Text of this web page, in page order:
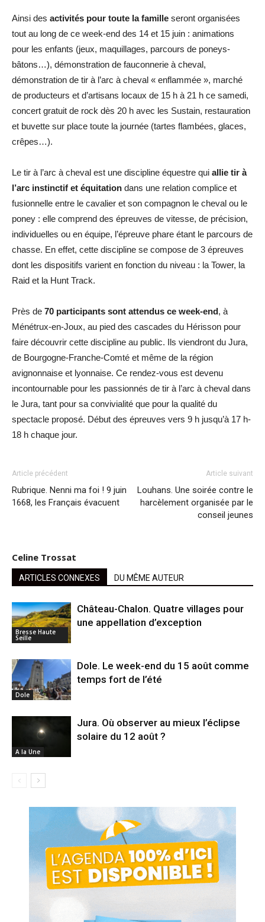
Ainsi des activités pour toute la famille seront organisées
tout au long de ce week-end des 14 et 15 juin : animations
pour les enfants (jeux, maquillages, parcours de poneys-
bâtons…), démonstration de fauconnerie à cheval,
démonstration de tir à l’arc à cheval « enflammée », marché
de producteurs et d’artisans locaux de 15 h à 21 h ce samedi,
concert gratuit de rock dès 20 h avec les Sustain, restauration
et buvette sur place toute la journée (tartes flambées, glaces,
crêpes…).
Le tir à l’arc à cheval est une discipline équestre qui allie tir à
l’arc instinctif et équitation dans une relation complice et
fusionnelle entre le cavalier et son compagnon le cheval ou le
poney : elle comprend des épreuves de vitesse, de précision,
individuelles ou en équipe, l’épreuve phare étant le parcours de
chasse. En effet, cette discipline se compose de 3 épreuves
dont les dispositifs varient en fonction du niveau : la Tower, la
Raid et la Hunt Track.
Près de 70 participants sont attendus ce week-end, à
Ménétrux-en-Joux, au pied des cascades du Hérisson pour
faire découvrir cette discipline au public. Ils viendront du Jura,
de Bourgogne-Franche-Comté et même de la région
avignonnaise et lyonnaise. Ce rendez-vous est devenu
incontournable pour les passionnés de tir à l’arc à cheval dans
le Jura, tant pour sa convivialité que pour la qualité du
spectacle proposé. Début des épreuves vers 9 h jusqu’à 17 h-
18 h chaque jour.
Article précédent
Rubrique. Nenni ma foi ! 9 juin
1668, les Français évacuent
Article suivant
Louhans. Une soirée contre le
harcèlement organisée par le
conseil jeunes
Celine Trossat
ARTICLES CONNEXES DU MÊME AUTEUR
Bresse Haute
Seille
Château-Chalon. Quatre villages pour
une appellation d’exception
Dole
Dole. Le week-end du 15 août comme
temps fort de l’été
A la Une
Jura. Où observer au mieux l’éclipse
solaire du 12 août ?